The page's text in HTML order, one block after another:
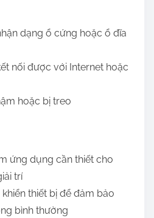
dạng ổ cứng hoặc ổ đĩa
nối được với Internet hoặc
hoặc bị treo
ứng dụng cần thiết cho
trí
thiết bị để đảm bảo
bình thường